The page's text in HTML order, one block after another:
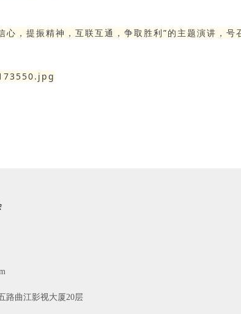
心，提振精神，互联互通，争取胜利”的主题演讲，
路曲江影视大厦20层